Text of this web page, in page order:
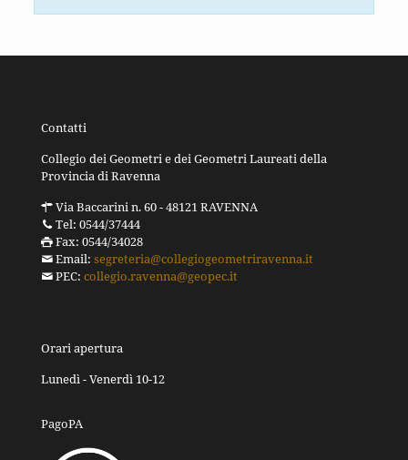
Contatti
Collegio dei Geometri e dei Geometri Laureati della
Provincia di Ravenna
Via Baccarini n. 60 - 48121 RAVENNA
Tel: 0544/37444
Fax: 0544/34028
Email: segreteria@collegiogeometriravenna.it
PEC: collegio.ravenna@geopec.it
Orari apertura
Lunedì - Venerdì 10-12
PagoPA